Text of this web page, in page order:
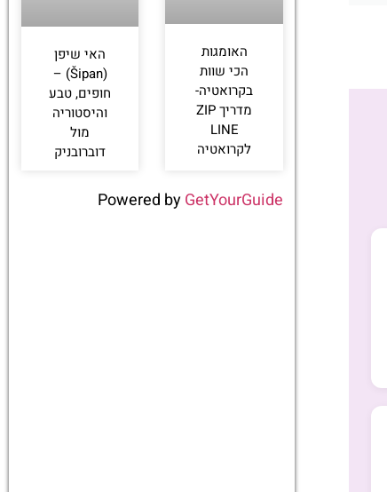
האומגות
הכי שוות
בקרואטיה-
מדריך ZIP
LINE
לקרואטיה
האי שיפן
(Šipan) –
חופים, טבע
והיסטוריה
מול
דוברובניק
Powered byGetYourGuide